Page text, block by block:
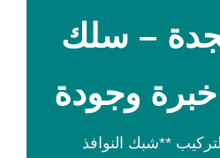
بجدة – سلك
وجودة
**شبك النوافذ